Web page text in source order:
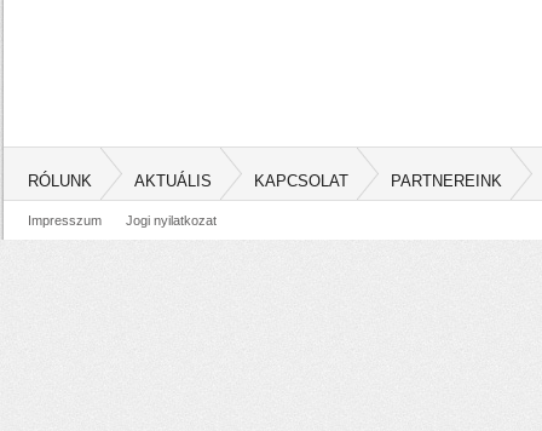
RÓLUNK AKTUÁLIS KAPCSOLAT PARTNEREINK
Impresszum Jogi nyilatkozat